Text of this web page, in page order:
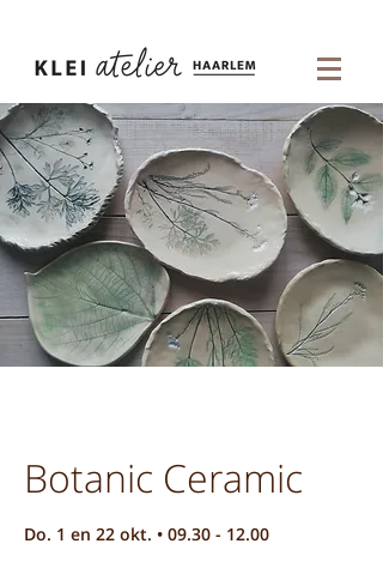
Botanic Ceramic
Do. 1 en 22 okt. • 09.30 - 12.00